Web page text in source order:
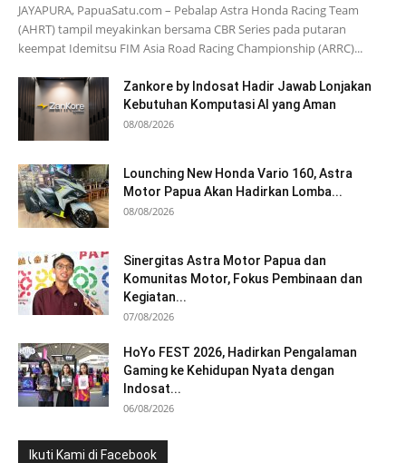
JAYAPURA, PapuaSatu.com – Pebalap Astra Honda Racing Team
(AHRT) tampil meyakinkan bersama CBR Series pada putaran
keempat Idemitsu FIM Asia Road Racing Championship (ARRC)...
Zankore by Indosat Hadir Jawab Lonjakan
Kebutuhan Komputasi AI yang Aman
08/08/2026
Lounching New Honda Vario 160, Astra
Motor Papua Akan Hadirkan Lomba...
08/08/2026
Sinergitas Astra Motor Papua dan
Komunitas Motor, Fokus Pembinaan dan
Kegiatan...
07/08/2026
HoYo FEST 2026, Hadirkan Pengalaman
Gaming ke Kehidupan Nyata dengan
Indosat...
06/08/2026
Ikuti Kami di Facebook